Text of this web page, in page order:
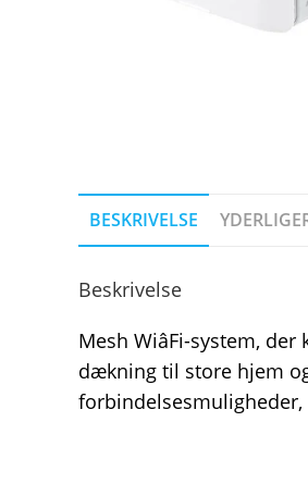
BESKRIVELSE
Beskrivelse
Mesh WiâFi-system,
dækning til store hjem